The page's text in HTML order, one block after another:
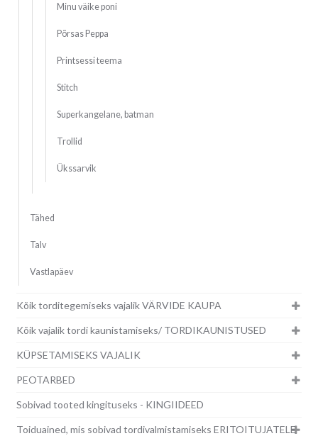
Minu väike poni
Põrsas Peppa
Printsessi teema
Stitch
Superkangelane, batman
Trollid
Ükssarvik
Tähed
Talv
Vastlapäev
Kõik torditegemiseks vajalik VÄRVIDE KAUPA
Kõik vajalik tordi kaunistamiseks/ TORDIKAUNISTUSED
KÜPSETAMISEKS VAJALIK
PEOTARBED
Sobivad tooted kingituseks - KINGIIDEED
Toiduained, mis sobivad tordivalmistamiseks ERITOITUJATELE